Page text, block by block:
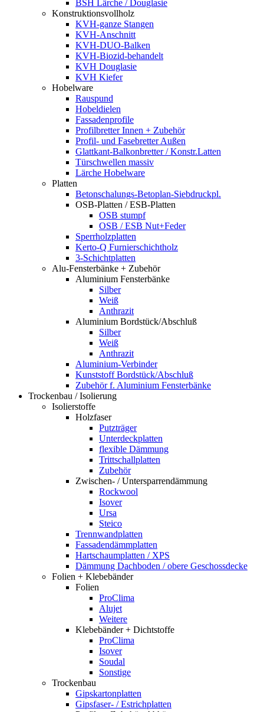
BSH Lärche / Douglasie
Konstruktionsvollholz
KVH-ganze Stangen
KVH-Anschnitt
KVH-DUO-Balken
KVH-Biozid-behandelt
KVH Douglasie
KVH Kiefer
Hobelware
Rauspund
Hobeldielen
Fassadenprofile
Profilbretter Innen + Zubehör
Profil- und Fasebretter Außen
Glattkant-Balkonbretter / Konstr.Latten
Türschwellen massiv
Lärche Hobelware
Platten
Betonschalungs-Betoplan-Siebdruckpl.
OSB-Platten / ESB-Platten
OSB stumpf
OSB / ESB Nut+Feder
Sperrholzplatten
Kerto-Q Furnierschichtholz
3-Schichtplatten
Alu-Fensterbänke + Zubehör
Aluminium Fensterbänke
Silber
Weiß
Anthrazit
Aluminium Bordstück/Abschluß
Silber
Weiß
Anthrazit
Aluminium-Verbinder
Kunststoff Bordstück/Abschluß
Zubehör f. Aluminium Fensterbänke
Trockenbau / Isolierung
Isolierstoffe
Holzfaser
Putzträger
Unterdeckplatten
flexible Dämmung
Trittschallplatten
Zubehör
Zwischen- / Untersparrendämmung
Rockwool
Isover
Ursa
Steico
Trennwandplatten
Fassadendämmplatten
Hartschaumplatten / XPS
Dämmung Dachboden / obere Geschossdecke
Folien + Klebebänder
Folien
ProClima
Alujet
Weitere
Klebebänder + Dichtstoffe
ProClima
Isover
Soudal
Sonstige
Trockenbau
Gipskartonplatten
Gipsfaser- / Estrichplatten